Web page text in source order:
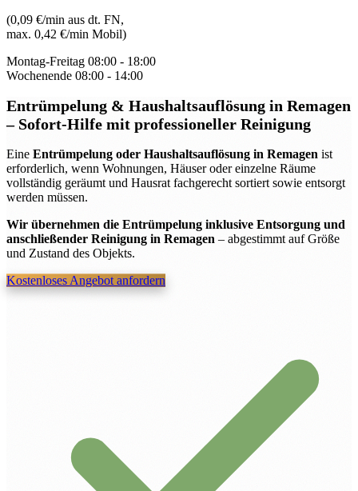
(0,09 €/min aus dt. FN,
max. 0,42 €/min Mobil)
Montag-Freitag 08:00 - 18:00
Wochenende 08:00 - 14:00
Entrümpelung & Haushaltsauflösung in Remagen
– Sofort-Hilfe mit professioneller Reinigung
Eine Entrümpelung oder Haushaltsauflösung in Remagen ist
erforderlich, wenn Wohnungen, Häuser oder einzelne Räume
vollständig geräumt und Hausrat fachgerecht sortiert sowie entsorgt
werden müssen.
Wir übernehmen die Entrümpelung inklusive Entsorgung und
anschließender Reinigung in Remagen – abgestimmt auf Größe
und Zustand des Objekts.
Kostenloses Angebot anfordern